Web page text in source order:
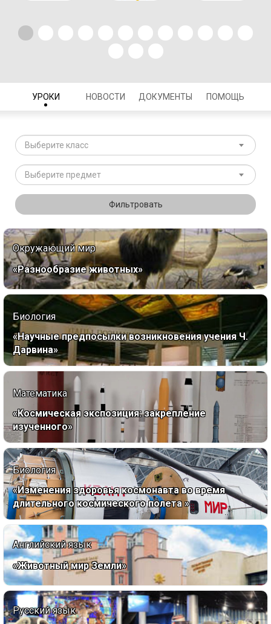
УРОКИ НОВОСТИ ДОКУМЕНТЫ ПОМОЩЬ
Выберите класс
Выберите предмет
Фильтровать
Окружающий мир
«Разнообразие животных»
Биология
«Научные предпосылки возникновения учения Ч.
Дарвина»
Математика
«Космическая экспозиция: закрепление
изученного»
Биология
«Изменения здоровья космонавта во время
длительного космического полета »
Английский язык
«Животный мир Земли»
Русский язык